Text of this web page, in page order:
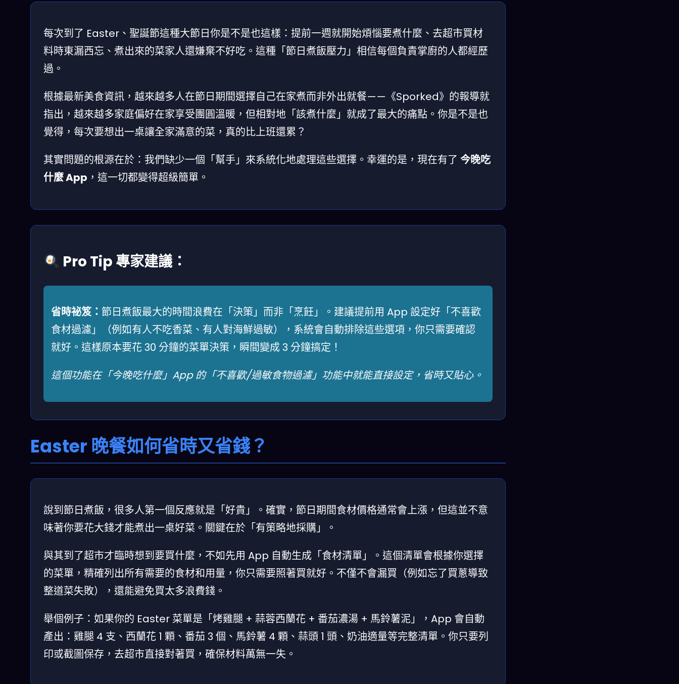
每次到了 Easter、聖誕節這種大節日你是不是也這樣：提前一週就開始煩惱要煮什麼、去超市買材
料時東漏西忘、煮出來的菜家人還嫌棄不好吃。這種「節日煮飯壓力」相信每個負責掌廚的人都經歷
過。
根據最新美食資訊，越來越多人在節日期間選擇自己在家煮而非外出就餐——《Sporked》的報導就
指出，越來越多家庭偏好在家享受團圓溫暖，但相對地「該煮什麼」就成了最大的痛點。你是不是也
覺得，每次要想出一桌讓全家滿意的菜，真的比上班還累？
其實問題的根源在於：我們缺少一個「幫手」來系統化地處理這些選擇。幸運的是，現在有了 今晚吃
什麼 App ，這一切都變得超級簡單。
Pro Tip 專家建議：
省時祕笈： 節日煮飯最大的時間浪費在「決策」而非「烹飪」。建議提前用 App 設定好「不喜歡
食材過濾」（例如有人不吃香菜、有人對海鮮過敏），系統會自動排除這些選項，你只需要確認
就好。這樣原本要花 30 分鐘的菜單決策，瞬間變成 3 分鐘搞定！
這個功能在「今晚吃什麼」App 的「不喜歡/過敏食物過濾」功能中就能直接設定，省時又貼心。
Easter 晚餐如何省時又省錢？
說到節日煮飯，很多人第一個反應就是「好貴」。確實，節日期間食材價格通常會上漲，但這並不意
味著你要花大錢才能煮出一桌好菜。關鍵在於「有策略地採購」。
與其到了超市才臨時想到要買什麼，不如先用 App 自動生成「食材清單」。這個清單會根據你選擇
的菜單，精確列出所有需要的食材和用量，你只需要照著買就好。不僅不會漏買（例如忘了買蔥導致
整道菜失敗），還能避免買太多浪費錢。
舉個例子：如果你的 Easter 菜單是「烤雞腿 + 蒜蓉西蘭花 + 番茄濃湯 + 馬鈴薯泥」，App 會自動
產出：雞腿 4 支、西蘭花 1 顆、番茄 3 個、馬鈴薯 4 顆、蒜頭 1 頭、奶油適量等完整清單。你只要列
印或截圖保存，去超市直接對著買，確保材料萬無一失。